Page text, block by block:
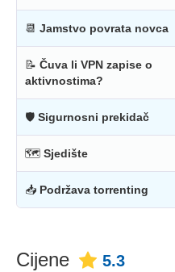
📆 Jamstvo povrata novca
📝 Čuva li VPN zapise o
aktivnostima?
🛡 Sigurnosni prekidač
🗺 Sjedište
📥 Podržava torrenting
Cijene 5.3